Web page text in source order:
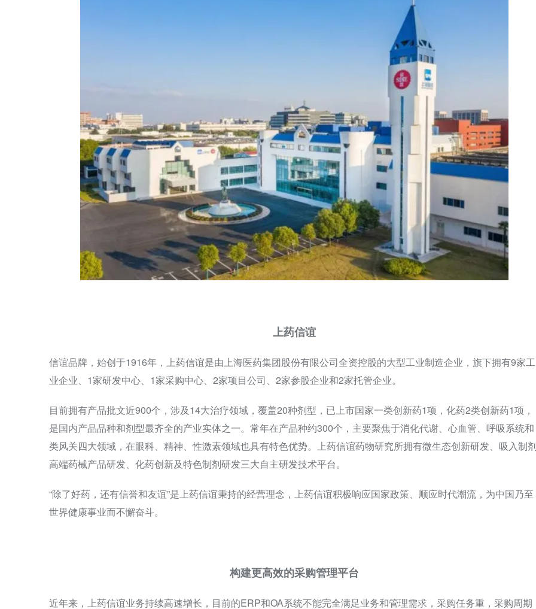
上药信谊
信谊品牌，始创于1916年，上药信谊是由上海医药集团股份有限公司全资控股的大型工业制造企业，旗下拥有9家工
业企业、1家研发中心、1家采购中心、2家项目公司、2家参股企业和2家托管企业。
目前拥有产品批文近900个，涉及14大治疗领域，覆盖20种剂型，已上市国家一类创新药1项，化药2类创新药1项，
是国内产品品种和剂型最齐全的产业实体之一。常年在产品种约300个，主要聚焦于消化代谢、心血管、呼吸系统和
类风关四大领域，在眼科、精神、性激素领域也具有特色优势。上药信谊药物研究所拥有微生态创新研发、吸入制
高端药械产品研发、化药创新及特色制剂研发三大自主研发技术平台。
“除了好药，还有信誉和友谊”是上药信谊秉持的经营理念，上药信谊积极响应国家政策、顺应时代潮流，为中国乃至
世界健康事业而不懈奋斗。
构建更高效的采购管理平台
近年来，上药信谊业务持续高速增长，目前的ERP和OA系统不能完全满足业务和管理需求，采购任务重，采购周期